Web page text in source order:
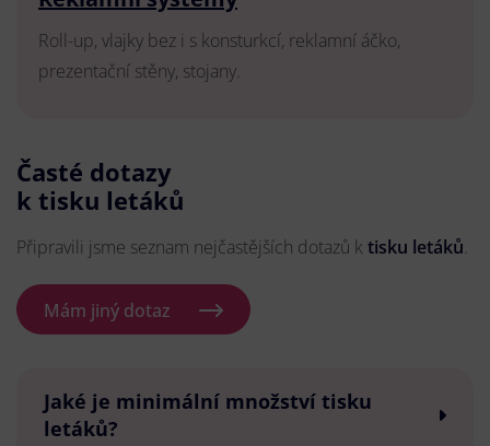
Roll-up, vlajky bez i s konsturkcí, reklamní áčko,
prezentační stěny, stojany.
Časté dotazy
k tisku letáků
Připravili jsme seznam nejčastějších dotazů k tisku letáků.
Mám jiný dotaz
Jaké je minimální množství tisku
letáků?